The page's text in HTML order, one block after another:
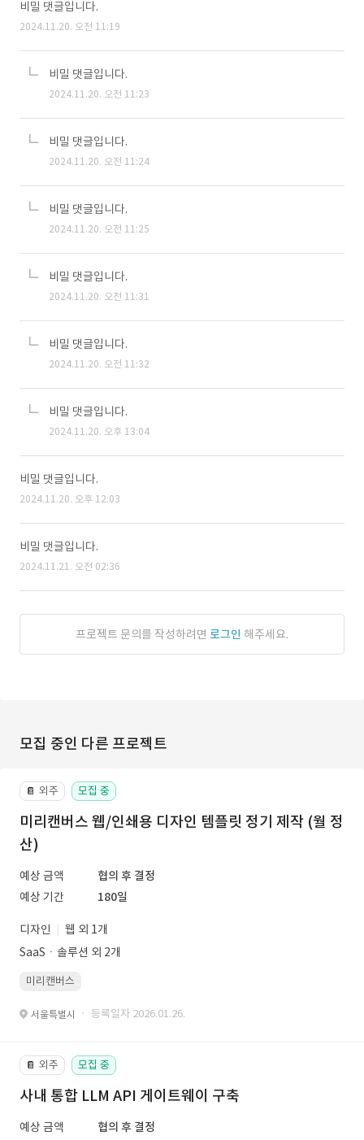
비밀 댓글입니다.
2024.11.20. 오전 11:19
비밀 댓글입니다.
2024.11.20. 오전 11:23
비밀 댓글입니다.
2024.11.20. 오전 11:24
비밀 댓글입니다.
2024.11.20. 오전 11:25
비밀 댓글입니다.
2024.11.20. 오전 11:31
비밀 댓글입니다.
2024.11.20. 오전 11:32
비밀 댓글입니다.
2024.11.20. 오후 13:04
비밀 댓글입니다.
2024.11.20. 오후 12:03
비밀 댓글입니다.
2024.11.21. 오전 02:36
프로젝트 문의를 작성하려면 로그인 해주세요.
모집 중인 다른 프로젝트
📔 외주 모집 중
미리캔버스 웹/인쇄용 디자인 템플릿 정기 제작 (월 정
산)
예상 금액
협의 후 결정
예상 기간
180일
디자인
웹 외 1개
SaaSㆍ솔루션 외 2개
미리캔버스
서울특별시 · 등록일자 2026.01.26.
📔 외주 모집 중
사내 통합 LLM API 게이트웨이 구축
예상 금액
협의 후 결정